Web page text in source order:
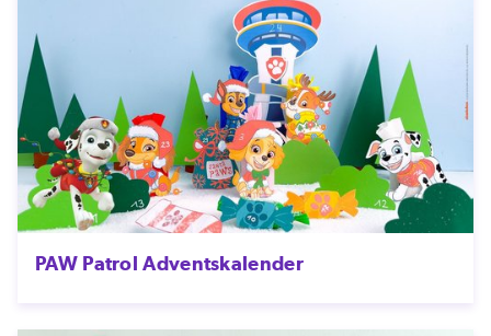
PAW Patrol Adventskalender